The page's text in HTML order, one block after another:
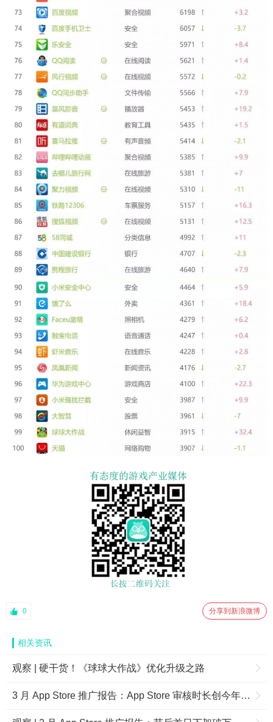
0 分享到新浪微博
相关资讯
观察 | 硬干货！《球球大作战》优化升级之路
3 月 App Store 推广报告：App Store 审核时长创今年新低，下架量却增幅近17%，是福是祸？